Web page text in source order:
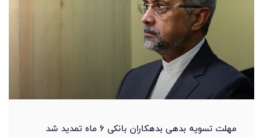
مهلت تسویه بدهی بدهکاران بانکی ۶ ماه تمدید شد